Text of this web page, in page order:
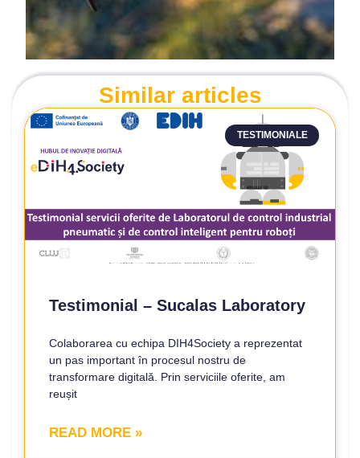
Similar articles
TESTIMONIALE
Testimonial – Sucalas Laboratory
Colaborarea cu echipa DIH4Society a reprezentat
un pas important în procesul nostru de
transformare digitală. Prin serviciile oferite, am
reușit
READ MORE »